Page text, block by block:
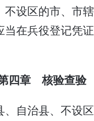
不设区的市、市
当在兵役登记凭
四章 核验查验
自治县、不设